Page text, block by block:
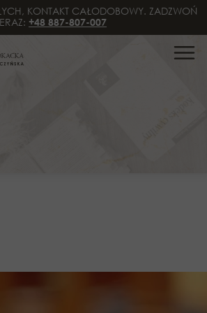
KONTAKT CAŁODOBOWY. ZADZWOŃ
+48 887-807-007